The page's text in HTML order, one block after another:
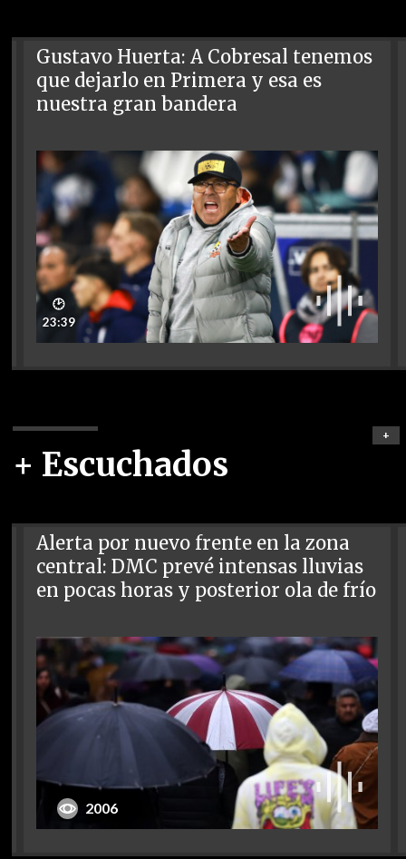
Gustavo Huerta: A Cobresal tenemos
que dejarlo en Primera y esa es
nuestra gran bandera
🕑
23:39
+ Escuchados
+
Alerta por nuevo frente en la zona
central: DMC prevé intensas lluvias
en pocas horas y posterior ola de frío
2006